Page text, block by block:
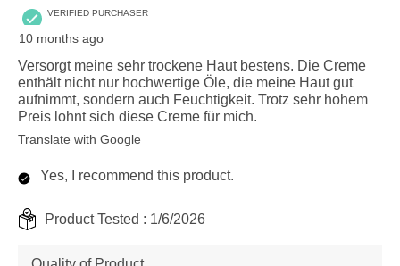
VERIFIED PURCHASER
10 months ago
Versorgt meine sehr trockene Haut bestens. Die Creme
enthält nicht nur hochwertige Öle, die meine Haut gut
aufnimmt, sondern auch Feuchtigkeit. Trotz sehr hohem
Preis lohnt sich diese Creme für mich.
Translate with Google
Yes, I recommend this product.
Product Tested : 1/6/2026